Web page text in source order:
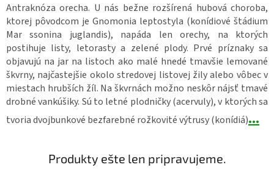
Antraknóza orecha. U nás bežne rozšírená hubová choroba,
ktorej pôvodcom je Gnomonia leptostyla (konídiové štádium
Mar ssonina juglandis), napáda len orechy, na ktorých
postihuje listy, letorasty a zelené plody. Prvé príznaky sa
objavujú na jar na listoch ako malé hnedé tmavšie lemované
škvrny, najčastejšie okolo stredovej listovej žily alebo vôbec v
miestach hrubších žíl. Na škvrnách možno neskôr nájsť tmavé
drobné vankúšiky. Sú to letné plodničky (acervuly), v ktorých sa
tvoria dvojbunkové bezfarebné rožkovité výtrusy (konídiá)...
Produkty ešte len pripravujeme.